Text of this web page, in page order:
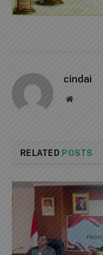
cindai
Website
RELATED POSTS